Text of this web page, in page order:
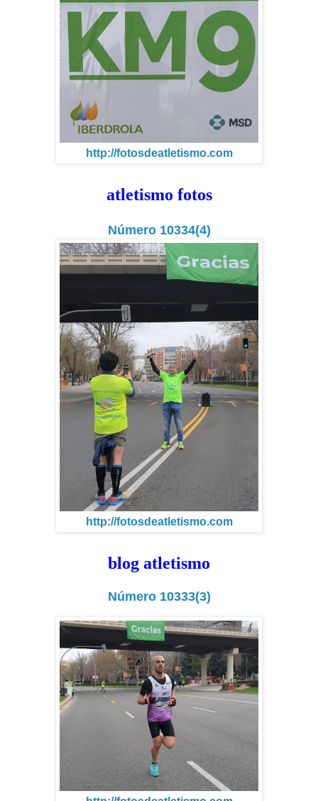
http://fotosdeatletismo.com
atletismo fotos
Número 10334(4)
http://fotosdeatletismo.com
blog atletismo
Número 10333(3)